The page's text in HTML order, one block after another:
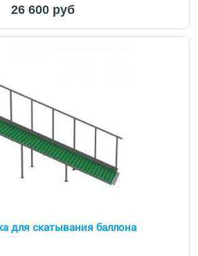
26 600 руб
для скатывания баллона